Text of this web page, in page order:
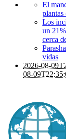
El
plantas
Los
un
cerca
vidas
2026-08-
08-